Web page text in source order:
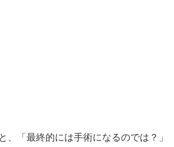
、「最終的には手術になるのでは？」